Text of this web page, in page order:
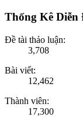
Thống Kê Diễn
Đề tài thảo luận:
3,708
Bài viết:
12,462
Thành viên:
17,300